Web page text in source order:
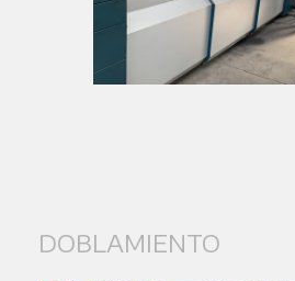
DOBLAMIENTO